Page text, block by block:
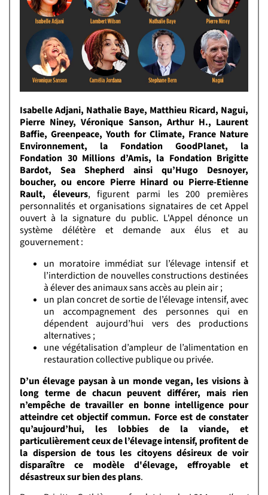
Isabelle Adjani, Nathalie Baye, Matthieu Ricard, Nagui,
Pierre Niney, Véronique Sanson, Arthur H., Laurent
Baffie, Greenpeace, Youth for Climate, France Nature
Environnement, la Fondation GoodPlanet, la
Fondation 30 Millions d’Amis, la Fondation Brigitte
Bardot, Sea Shepherd ainsi qu’Hugo Desnoyer,
boucher, ou encore Pierre Hinard ou Pierre-Etienne
Rault, éleveurs, figurent parmi les 200 premières
personnalités et organisations signataires de cet Appel
ouvert à la signature du public. L'Appel dénonce un
système délétère et demande aux élus et au
gouvernement :
un moratoire immédiat sur l’élevage intensif et
l’interdiction de nouvelles constructions destinées
à élever des animaux sans accès au plein air ;
un plan concret de sortie de l’élevage intensif, avec
un accompagnement des personnes qui en
dépendent aujourd’hui vers des productions
alternatives ;
une végétalisation d’ampleur de l’alimentation en
restauration collective publique ou privée.
D’un élevage paysan à un monde vegan, les visions à
long terme de chacun peuvent différer, mais rien
n’empêche de travailler en bonne intelligence pour
atteindre cet objectif commun. Force est de constater
qu’aujourd’hui, les lobbies de la viande, et
particulièrement ceux de l’élevage intensif, profitent de
la dispersion de tous les citoyens désireux de voir
disparaître ce modèle d'élevage, effroyable et
désastreux sur bien des plans.